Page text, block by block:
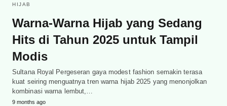
HIJAB
Warna-Warna Hijab yang Sedang
Hits di Tahun 2025 untuk Tampil
Modis
Sultana Royal Pergeseran gaya modest fashion semakin terasa
kuat seiring menguatnya tren warna hijab 2025 yang menonjolkan
kombinasi warna lembut,…
9 months ago